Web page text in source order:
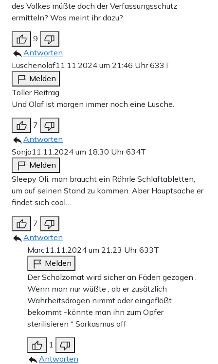
des Volkes müßte doch der Verfassungsschutz
ermitteln? Was meint ihr dazu?
9
Antworten
Luschenolaf11.11.2024 um 21:46 Uhr633T
Melden
Toller Beitrag.
Und Olaf ist morgen immer noch eine Lusche.
7
Antworten
Sonja11.11.2024 um 18:30 Uhr634T
Melden
Sleepy Oli, man braucht ein Röhrle Schlaftabletten,
um auf seinen Stand zu kommen. Aber Hauptsache er
findet sich cool…
7
Antworten
Marc11.11.2024 um 21:23 Uhr633T
Melden
Der Scholzomat wird sicher an Fäden gezogen .
Wenn man nur wüßte , ob er zusätzlich
Wahrheitsdrogen nimmt oder eingeflößt
bekommt -könnte man ihn zum Opfer
sterilisieren “ Sarkasmus off
1
Antworten